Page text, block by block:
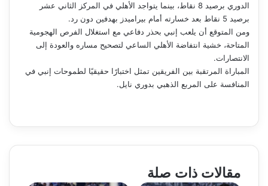
الدوري برصيد 8 نقاط، بينما يتواجد الأهلي في المركز الثاني عشر
برصيد 5 نقاط بعد خسارته أمام بيراميدز بهدفين دون رد.
ومن المتوقع أن يلعب إنبي بحذر دفاعي مع استغلال الفرص الهجومية
المتاحة، خشية انتفاضة الأهلي الساعي لتصحيح مساره والعودة إلى
الانتصارات.
المباراة المرتقبة بين الفريقين تمثل اختبارًا حقيقيًا لطموحات إنبي في
المنافسة على المربع الذهبي بدوري نايل.
مقالات ذات صلة